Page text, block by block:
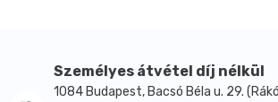
Személyes átvétel díj nélkül
1084 Budapest, Bacsó Béla u. 29.